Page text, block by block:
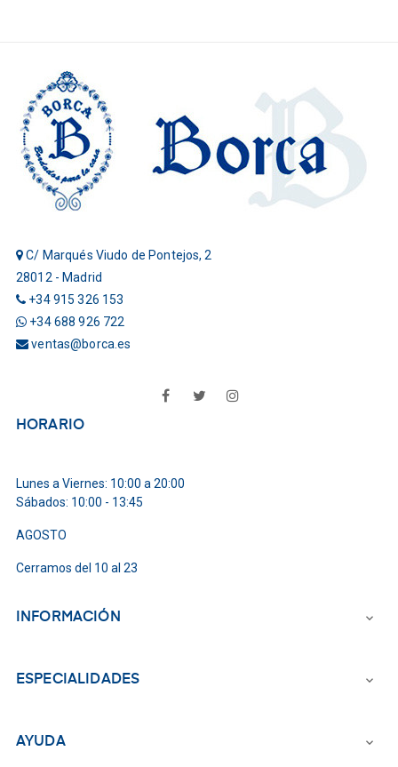
C/ Marqués Viudo de Pontejos, 2
28012 - Madrid
+34 915 326 153
+34 688 926 722
ventas@borca.es
FacebookTwitter
HORARIO
Lunes a Viernes: 10:00 a 20:00
Sábados: 10:00 - 13:45
AGOSTO
Cerramos del 10 al 23
INFORMACIÓN 
ESPECIALIDADES 
AYUDA 